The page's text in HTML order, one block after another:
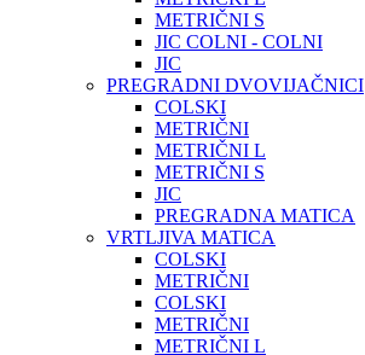
METRIČNI S
JIC COLNI - COLNI
JIC
PREGRADNI DVOVIJAČNICI
COLSKI
METRIČNI
METRIČNI L
METRIČNI S
JIC
PREGRADNA MATICA
VRTLJIVA MATICA
COLSKI
METRIČNI
COLSKI
METRIČNI
METRIČNI L